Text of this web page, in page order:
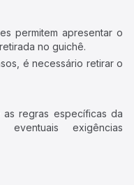
permitem apresentar o
no guichê.
é necessário retirar o
regras específicas da
exigências